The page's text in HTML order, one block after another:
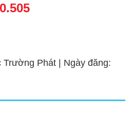
Phát | Ngày đăng: